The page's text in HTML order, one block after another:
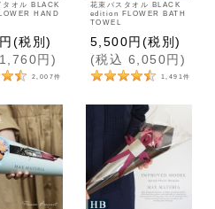
タオル BLACK
HAND
円 (税別)
1,760円 )
2,007件
花束バスタオル BLACK
edition FLOWER BATH
TOWEL
5,500円 (税別)
(税込 6,050円 )
1,491件